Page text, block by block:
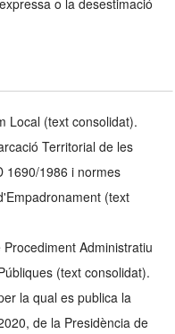
Local (text consolidat).
Territorial de les
1690/1986 i normes
(text
Administratiu
(text consolidat).
la qual es publica la
de la Presidència de